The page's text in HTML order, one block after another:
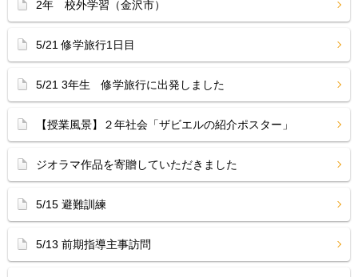
2年 校外学習（金沢市）
5/21 修学旅行1日目
5/21 3年生 修学旅行に出発しました
【授業風景】２年社会「ザビエルの紹介ポスター」
ジオラマ作品を寄贈していただきました
5/15 避難訓練
5/13 前期指導主事訪問